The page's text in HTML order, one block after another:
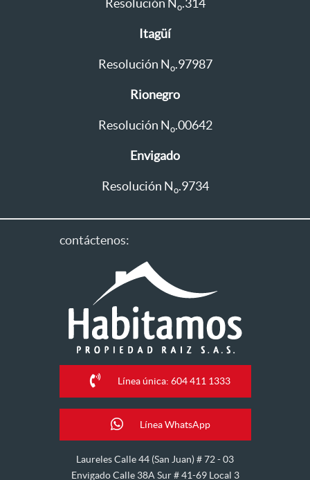
Resolución N o.314
Itagüí
Resolución N o.97987
Rionegro
Resolución N o.00642
Envigado
Resolución N o.9734
contáctenos:
Línea única: 604 411 1333
Línea WhatsApp
Laureles Calle 44 (San Juan) # 72 - 03
Envigado Calle 38A Sur # 41-69 Local 3